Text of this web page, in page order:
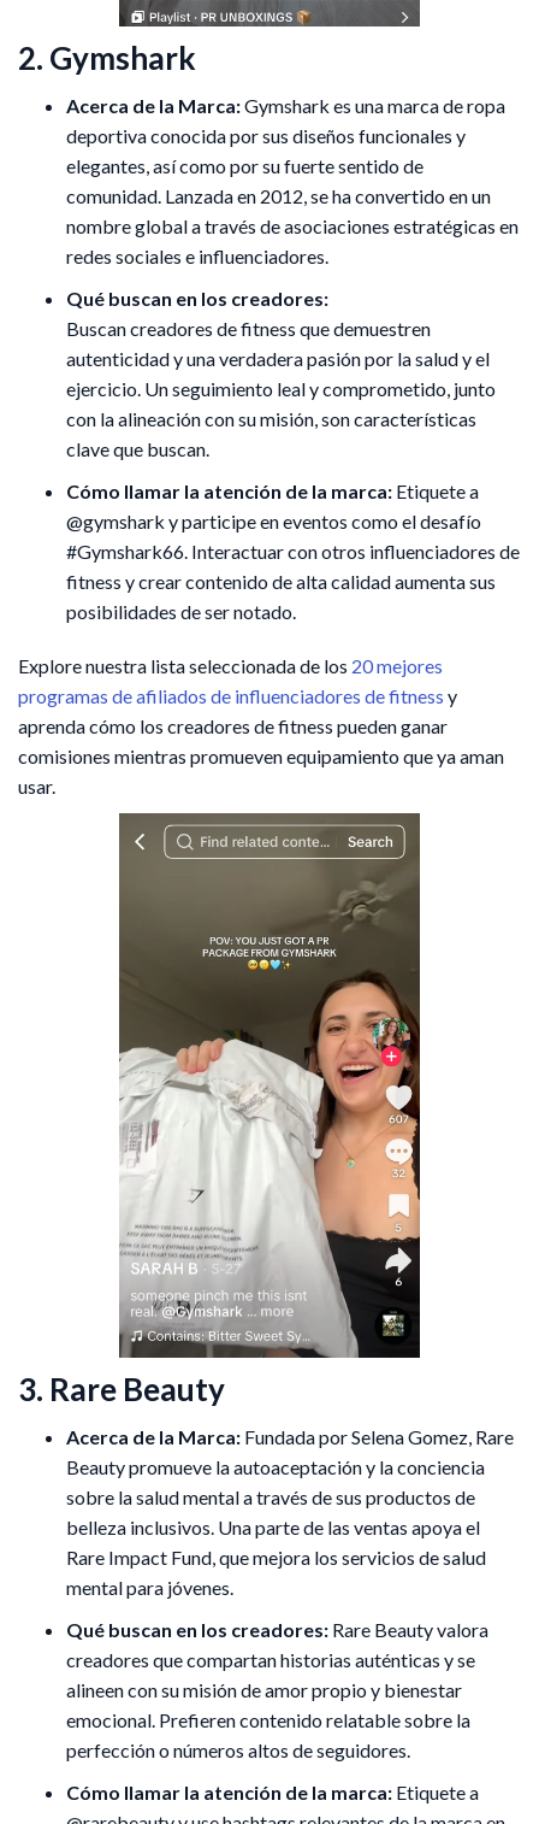
2. Gymshark
Acerca de la Marca:Gymshark es una marca de ropa
deportiva conocida por sus diseños funcionales y
elegantes, así como por su fuerte sentido de
comunidad. Lanzada en 2012, se ha convertido en un
nombre global a través de asociaciones estratégicas en
redes sociales e influenciadores.
Qué buscan en los creadores:
Buscan creadores de fitness que demuestren
autenticidad y una verdadera pasión por la salud y el
ejercicio. Un seguimiento leal y comprometido, junto
con la alineación con su misión, son características
clave que buscan.
Cómo llamar la atención de la marca: Etiquete a
@gymshark y participe en eventos como el desafío
#Gymshark66. Interactuar con otros influenciadores de
fitness y crear contenido de alta calidad aumenta sus
posibilidades de ser notado.
Explore nuestra lista seleccionada de los 20 mejores
programas de afiliados de influenciadores de fitness y
aprenda cómo los creadores de fitness pueden ganar
comisiones mientras promueven equipamiento que ya aman
usar.
3. Rare Beauty
Acerca de la Marca: Fundada por Selena Gomez, Rare
Beauty promueve la autoaceptación y la conciencia
sobre la salud mental a través de sus productos de
belleza inclusivos. Una parte de las ventas apoya el
Rare Impact Fund, que mejora los servicios de salud
mental para jóvenes.
Qué buscan en los creadores: Rare Beauty valora
creadores que compartan historias auténticas y se
alineen con su misión de amor propio y bienestar
emocional. Prefieren contenido relatable sobre la
perfección o números altos de seguidores.
Cómo llamar la atención de la marca: Etiquete a